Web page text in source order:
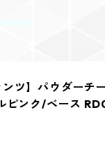
ツ】パウダーチ
ピンク/ベース